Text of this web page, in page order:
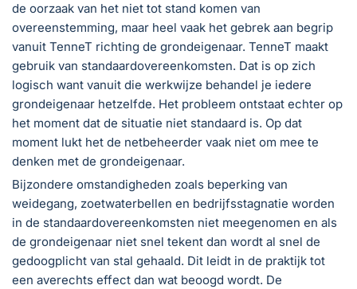
de oorzaak van het niet tot stand komen van
overeenstemming, maar heel vaak het gebrek aan begrip
vanuit TenneT richting de grondeigenaar. TenneT maakt
gebruik van standaardovereenkomsten. Dat is op zich
logisch want vanuit die werkwijze behandel je iedere
grondeigenaar hetzelfde. Het probleem ontstaat echter op
het moment dat de situatie niet standaard is. Op dat
moment lukt het de netbeheerder vaak niet om mee te
denken met de grondeigenaar.
Bijzondere omstandigheden zoals beperking van
weidegang, zoetwaterbellen en bedrijfsstagnatie worden
in de standaardovereenkomsten niet meegenomen en als
de grondeigenaar niet snel tekent dan wordt al snel de
gedoogplicht van stal gehaald. Dit leidt in de praktijk tot
een averechts effect dan wat beoogd wordt. De